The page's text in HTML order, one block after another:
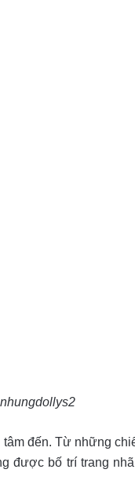
đến. Từ những
được bố trí trang